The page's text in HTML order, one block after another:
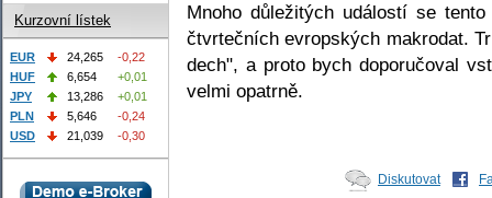
Mnoho důležitých událostí se
čtvrtečních evropských makrodat.
dech", a proto bych doporučoval
velmi opatrně.
Diskutovat
Kurzovní lístek
EUR 24,265
-0,22
HUF
6,654
+0,01
JPY
13,286
+0,01
PLN
5,646
-0,24
USD
21,039 -0,30